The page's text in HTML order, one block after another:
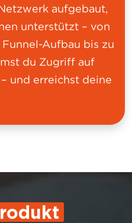
aufgebaut,
unterstützt – von
Aufbau bis zu
du Zugriff auf
und erreichst deine